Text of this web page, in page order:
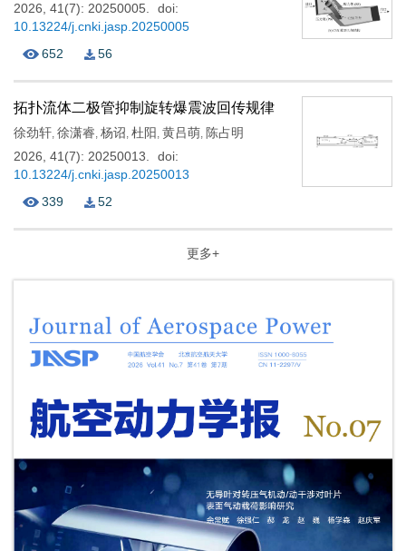
2026, 41(7): 20250005.
doi:
10.13224/j.cnki.jasp.20250005
652
56
拓扑流体二极管抑制旋转爆震波回传规律
徐劲轩, 徐潇睿, 杨诏, 杜阳, 黄吕萌, 陈占明
2026, 41(7): 20250013.
doi:
10.13224/j.cnki.jasp.20250013
339
52
更多+